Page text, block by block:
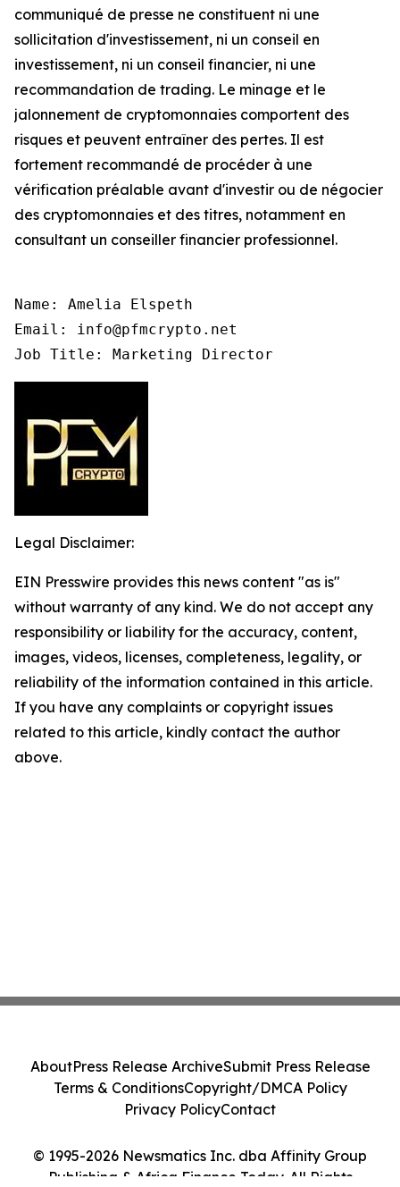
communiqué de presse ne constituent ni une
sollicitation d'investissement, ni un conseil en
investissement, ni un conseil financier, ni une
recommandation de trading. Le minage et le
jalonnement de cryptomonnaies comportent des
risques et peuvent entraîner des pertes. Il est
fortement recommandé de procéder à une
vérification préalable avant d'investir ou de négocier
des cryptomonnaies et des titres, notamment en
consultant un conseiller financier professionnel.
Name: Amelia Elspeth
Email: info@pfmcrypto.net
Job Title: Marketing Director
Legal Disclaimer:
EIN Presswire provides this news content "as is"
without warranty of any kind. We do not accept any
responsibility or liability for the accuracy, content,
images, videos, licenses, completeness, legality, or
reliability of the information contained in this article.
If you have any complaints or copyright issues
related to this article, kindly contact the author
above.
© 1995-2026 Newsmatics Inc. dba Affinity Group
Publishing & Africa Finance Today. All Rights
AboutPress Release ArchiveSubmit Press Release
Terms & ConditionsCopyright/DMCA Policy
Privacy PolicyContact